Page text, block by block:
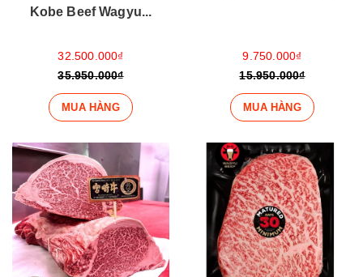
Kobe Beef Wagyu...
32.500.000₫
35.950.000₫
MUA HÀNG
9.750.000₫
15.950.000₫
MUA HÀNG